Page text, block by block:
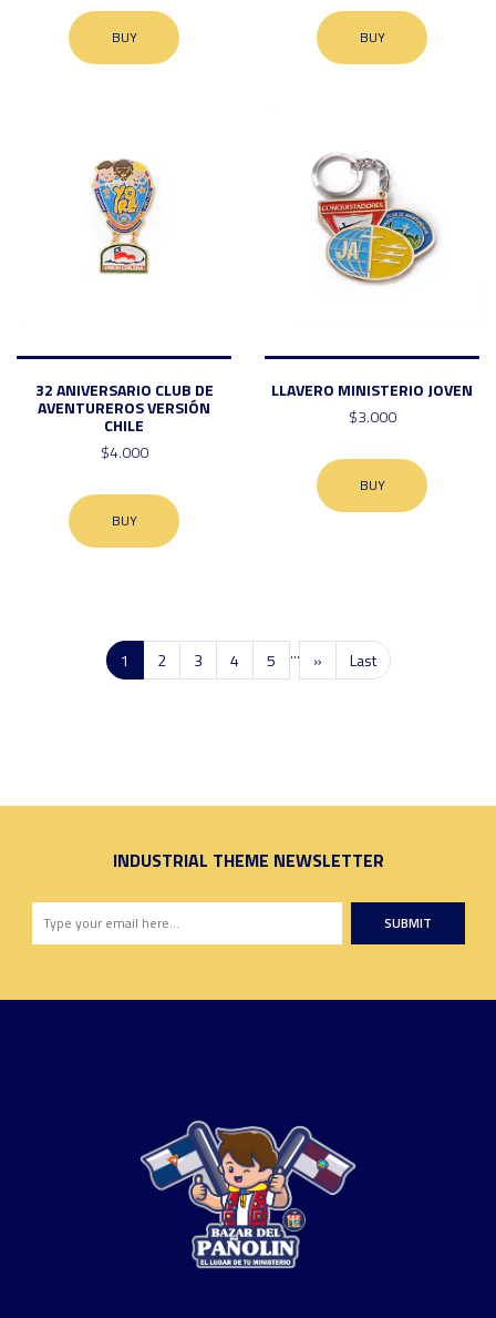
BUY BUY
32 ANIVERSARIO CLUB DE
AVENTUREROS VERSIÓN
CHILE
$4.000
BUY
LLAVERO MINISTERIO JOVEN
$3.000
BUY
1 2 3 4 5 ... » Last
INDUSTRIAL THEME NEWSLETTER
SUBMIT